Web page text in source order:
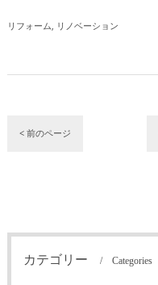
リフォーム リノベーション
< 前のページ
カテゴリー Categories